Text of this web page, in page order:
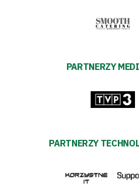
PARTNERZY
PARTNERZY